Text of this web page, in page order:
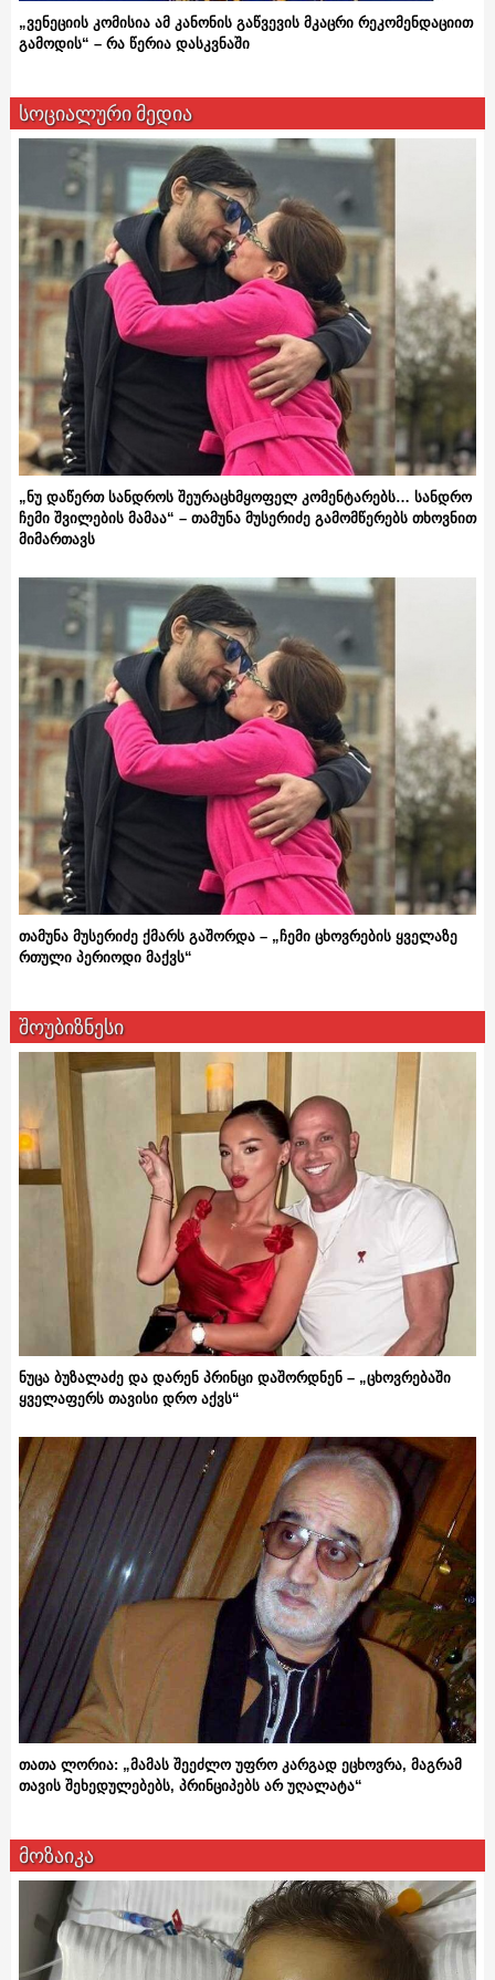
„ვენეციის კომისია ამ კანონის გაწვევის მკაცრი რეკომენდაციით
გამოდის“ – რა წერია დასკვნაში
სოციალური მედია
„ნუ დაწერთ სანდროს შეურაცხმყოფელ კომენტარებს… სანდრო
ჩემი შვილების მამაა“ – თამუნა მუსერიძე გამომწერებს თხოვნით
მიმართავს
თამუნა მუსერიძე ქმარს გაშორდა – „ჩემი ცხოვრების ყველაზე
რთული პერიოდი მაქვს“
შოუბიზნესი
ნუცა ბუზალაძე და დარენ პრინცი დაშორდნენ – „ცხოვრებაში
ყველაფერს თავისი დრო აქვს“
თათა ლორია: „მამას შეეძლო უფრო კარგად ეცხოვრა, მაგრამ
თავის შეხედულებებს, პრინციპებს არ უღალატა“
მოზაიკა